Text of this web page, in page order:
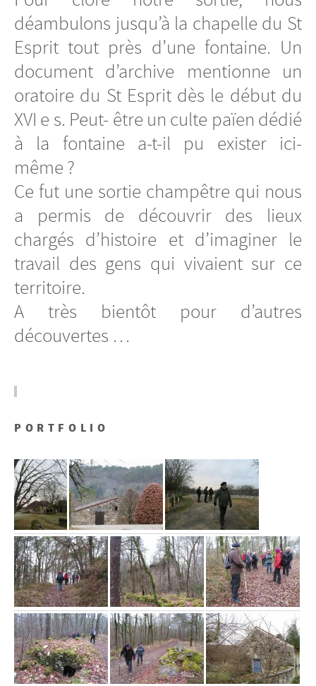
déambulons jusqu’à la chapelle du St
Esprit tout près d’une fontaine. Un
document d’archive mentionne un
oratoire du St Esprit dès le début du
XVI e s. Peut- être un culte païen dédié
à la fontaine a-t-il pu exister ici-
même ?
Ce fut une sortie champêtre qui nous
a permis de découvrir des lieux
chargés d’histoire et d’imaginer le
travail des gens qui vivaient sur ce
territoire.
A très bientôt pour d’autres
découvertes …
PORTFOLIO